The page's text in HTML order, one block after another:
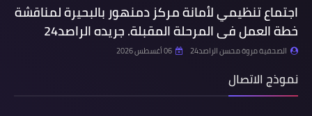
اجتماع تنظيمي لأمانة مركز دمنهور بالبحيرة لمناقشة
خطة العمل فى المرحلة المقبلة. جريده الراصد24
الصحفية مروة محسن الراصد24 06 أغسطس 2026
نموذج الاتصال